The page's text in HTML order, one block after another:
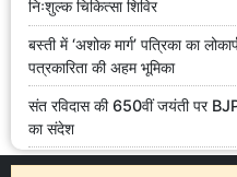
निःशुल्क चिकित्सा शिविर
बस्ती में ‘अशोक मार्ग’ पत्रिका का
पत्रकारिता की अहम भूमिका
संत रविदास की 650वीं जयंती पर
का संदेश